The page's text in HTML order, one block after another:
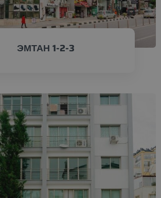
ЭМТАН 1-2-3
ПРОВЕРИТЬ СЕЙЧАС